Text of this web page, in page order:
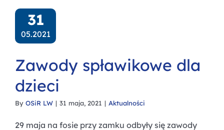
31
05.2021
Zawody spławikowe dla
dzieci
By OSiR LW | 31 maja, 2021 | Aktualności
29 maja na fosie przy zamku odbyły się zawody